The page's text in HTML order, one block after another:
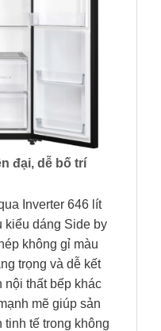
đại, dễ bố trí
Inverter 646 lít
kiểu dáng Side by
không gỉ màu
trọng và dễ kết
nội thất bếp khác
mẽ giúp sản
tinh tế trong không